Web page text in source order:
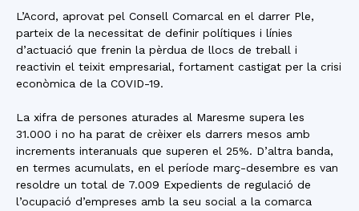
L’Acord, aprovat pel Consell Comarcal en el darrer Ple,
parteix de la necessitat de definir polítiques i línies
d’actuació que frenin la pèrdua de llocs de treball i
reactivin el teixit empresarial, fortament castigat per la crisi
econòmica de la COVID-19.
La xifra de persones aturades al Maresme supera les
31.000 i no ha parat de crèixer els darrers mesos amb
increments interanuals que superen el 25%. D’altra banda,
en termes acumulats, en el període març-desembre es van
resoldre un total de 7.009 Expedients de regulació de
l’ocupació d’empreses amb la seu social a la comarca